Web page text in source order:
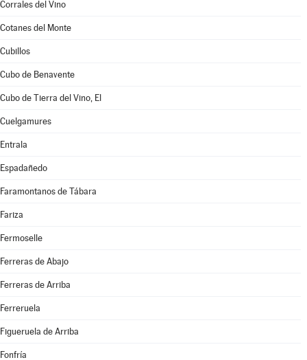
Corrales del Vino
Cotanes del Monte
Cubillos
Cubo de Benavente
Cubo de Tierra del Vino, El
Cuelgamures
Entrala
Espadañedo
Faramontanos de Tábara
Fariza
Fermoselle
Ferreras de Abajo
Ferreras de Arriba
Ferreruela
Figueruela de Arriba
Fonfría